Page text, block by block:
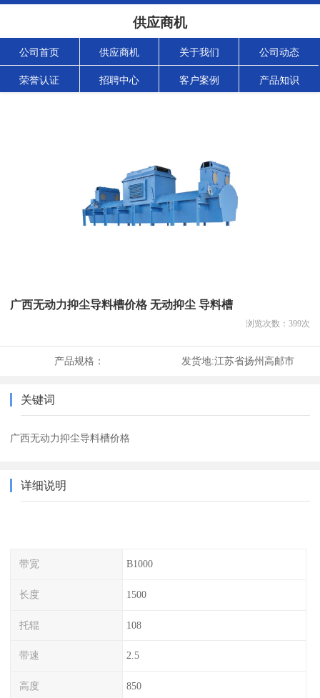
供应商机
公司首页 供应商机 关于我们 公司动态
荣誉认证 招聘中心 客户案例 产品知识
广西无动力抑尘导料槽价格 无动抑尘 导料槽
浏览次数： 399次
产品规格： 发货地:江苏省扬州高邮市
关键词
广西无动力抑尘导料槽价格
详细说明
带宽 B1000
长度 1500
托辊 108
带速 2.5
高度 850